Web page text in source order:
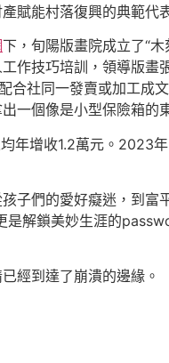
賦能村落復興的典範代
下，旬陽版畫院成立了“
作技巧培訓，領導版
社同一發賣或加工成
一個像是小型保險箱的
年增收1.2萬元。2023
子們的愛好癡迷，到富
解鎖美妙生涯的
經到達了崩潰的邊緣。